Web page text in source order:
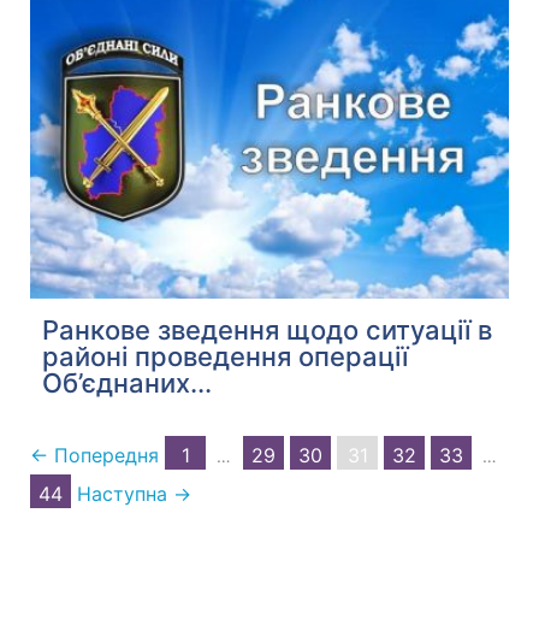
Ранкове зведення щодо ситуації в
районі проведення операції
Об’єднаних...
← Попередня 1 … 29 30 31 32 33 …
44 Наступна →